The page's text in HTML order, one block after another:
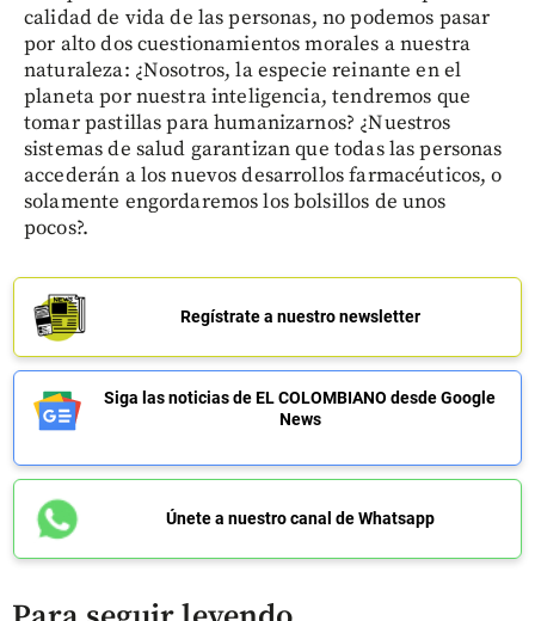
calidad de vida de las personas, no podemos pasar
por alto dos cuestionamientos morales a nuestra
naturaleza: ¿Nosotros, la especie reinante en el
planeta por nuestra inteligencia, tendremos que
tomar pastillas para humanizarnos? ¿Nuestros
sistemas de salud garantizan que todas las personas
accederán a los nuevos desarrollos farmacéuticos, o
solamente engordaremos los bolsillos de unos
pocos?.
Regístrate a nuestro newsletter
Siga las noticias de EL COLOMBIANO desde Google
News
Únete a nuestro canal de Whatsapp